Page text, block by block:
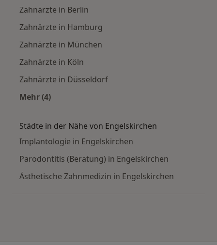
Zahnärzte in Berlin
Zahnärzte in Hamburg
Zahnärzte in München
Zahnärzte in Köln
Zahnärzte in Düsseldorf
Mehr (4)
Städte in der Nähe von Engelskirchen
Implantologie in Engelskirchen
Parodontitis (Beratung) in Engelskirchen
Ästhetische Zahnmedizin in Engelskirchen